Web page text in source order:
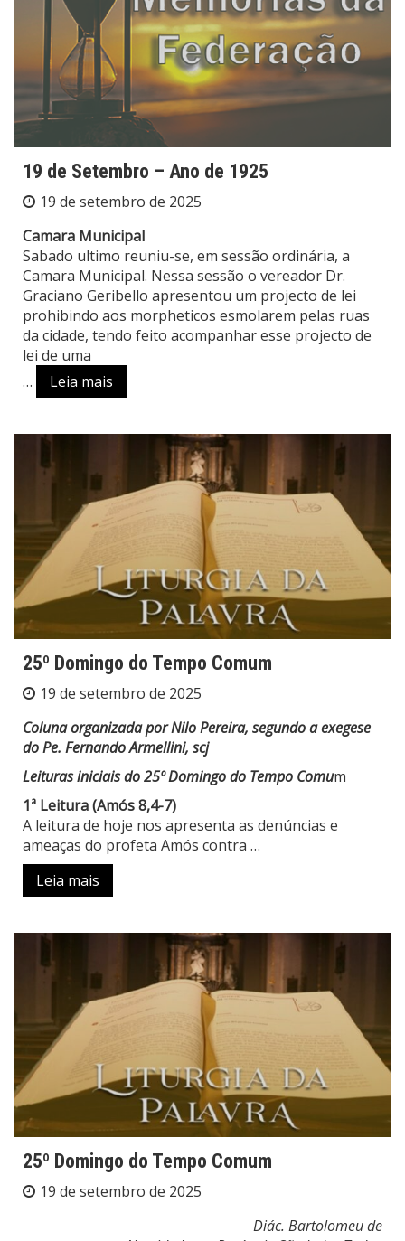
19 de Setembro – Ano de 1925
19 de setembro de 2025
Camara Municipal
Sabado ultimo reuniu-se, em sessão ordinária, a
Camara Municipal. Nessa sessão o vereador Dr.
Graciano Geribello apresentou um projecto de lei
prohibindo aos morpheticos esmolarem pelas ruas
da cidade, tendo feito acompanhar esse projecto de
lei de uma
…
Leia mais
25º Domingo do Tempo Comum
19 de setembro de 2025
Coluna organizada por Nilo Pereira, segundo a exegese
do Pe. Fernando Armellini, scj
Leituras iniciais do 25º Domingo do Tempo Comum
1ª Leitura (Amós 8,4-7)
A leitura de hoje nos apresenta as denúncias e
ameaças do profeta Amós contra …
Leia mais
25º Domingo do Tempo Comum
19 de setembro de 2025
Diác. Bartolomeu de